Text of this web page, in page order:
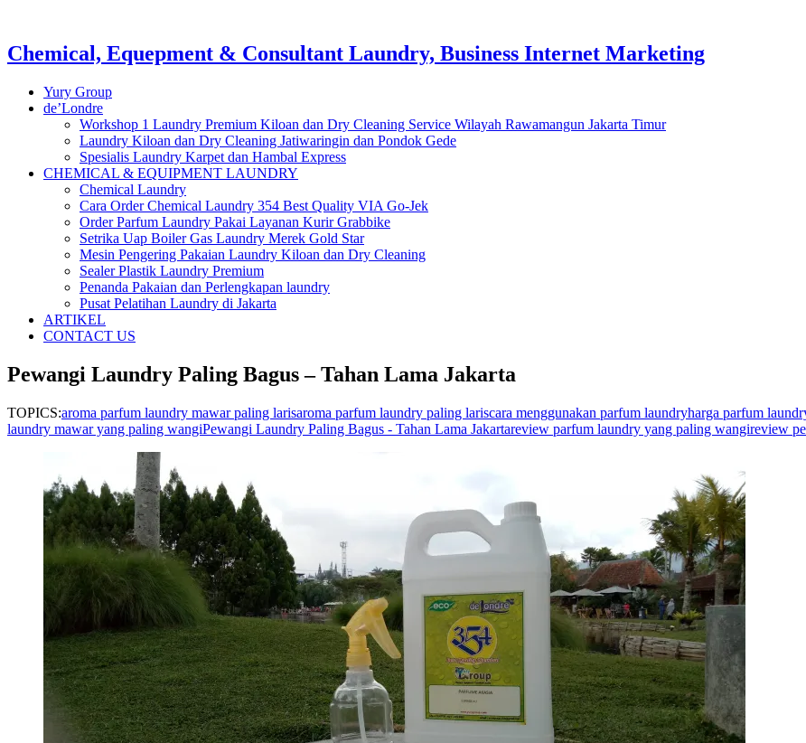
Chemical, Equepment & Consultant Laundry, Business Internet Marketing
Yury Group
de’Londre
Workshop 1 Laundry Premium Kiloan dan Dry Cleaning Service Wilayah Rawamangun Jakarta Timur
Laundry Kiloan dan Dry Cleaning Jatiwaringin dan Pondok Gede
Spesialis Laundry Karpet dan Hambal Express
CHEMICAL & EQUIPMENT LAUNDRY
Chemical Laundry
Cara Order Chemical Laundry 354 Best Quality VIA Go-Jek
Order Parfum Laundry Pakai Layanan Kurir Grabbike
Setrika Uap Boiler Gas Laundry Merek Gold Star
Mesin Pengering Pakaian Laundry Kiloan dan Dry Cleaning
Sealer Plastik Laundry Premium
Penanda Pakaian dan Perlengkapan laundry
Pusat Pelatihan Laundry di Jakarta
ARTIKEL
CONTACT US
Pewangi Laundry Paling Bagus – Tahan Lama Jakarta
TOPICS:aroma parfum laundry mawar paling larisaroma parfum laundry paling lariscara menggunakan parfum laundryharga parfum
laundry mawar yang paling wangiPewangi Laundry Paling Bagus - Tahan Lama Jakartareview parfum laundry yang paling wangireview